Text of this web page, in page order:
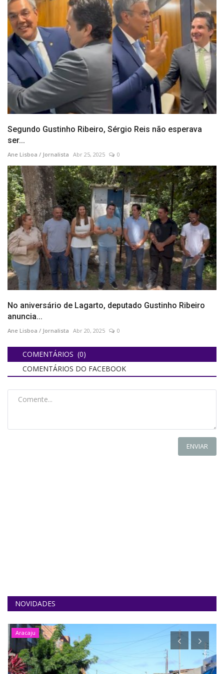
Segundo Gustinho Ribeiro, Sérgio Reis não esperava
ser...
Ane Lisboa / Jornalista Abr 25, 2025 0
No aniversário de Lagarto, deputado Gustinho Ribeiro
anuncia...
Ane Lisboa / Jornalista Abr 20, 2025 0
COMENTÁRIOS (0)
COMENTÁRIOS DO FACEBOOK
ENVIAR
NOVIDADES
Aracaju